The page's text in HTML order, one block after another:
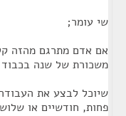
שי עומר;
אם אדם מתרגם מהזה
משכורת של שנה בכבוד
שיוכל לבצע את
פחות, חודשיים או